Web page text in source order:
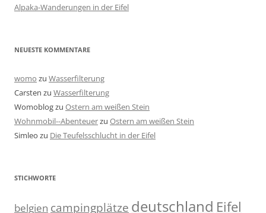
Alpaka-Wanderungen in der Eifel
NEUESTE KOMMENTARE
womo zu Wasserfilterung
Carsten zu Wasserfilterung
Womoblogzu Ostern am weißen Stein
Wohnmobil--Abenteuerzu Ostern am weißen Stein
Simleo zu Die Teufelsschlucht in der Eifel
STICHWORTE
belgien campingplätze deutschland Eifel